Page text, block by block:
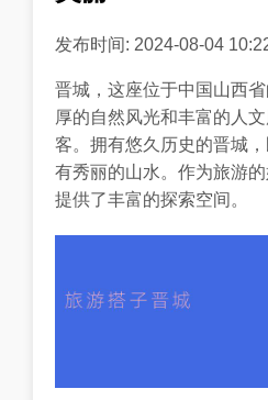
发布时间: 2024-08-04
晋城，这座位于中国山西
厚的自然风光和丰富的人
客。拥有悠久历史的晋城
有秀丽的山水。作为旅游
提供了丰富的探索空间。